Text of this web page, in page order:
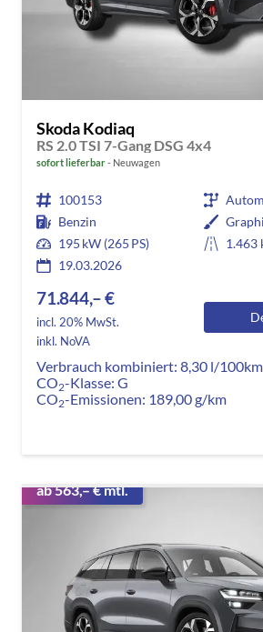
Skoda Kodiaq
RS 2.0 TSI 7-Gang DSG 4x4
sofort lieferbar Neuwagen
100153
Benzin
195 kW (265 PS)
1.463
19.03.2026
71.844,– €
incl. 20% MwSt.
inkl. NoVA
Verbrauch kombiniert: 8,30 l/100km
CO2-Klasse: G
CO2-Emissionen: 189,00 g/km
ab 563,– € mtl.